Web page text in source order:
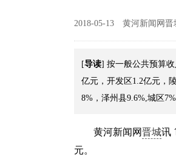
2018-05-13 黄河新闻网晋
[导读] 按一般公共预算
亿元，开发区1.2亿元，
8%，泽州县9.6%,城区
黄河新闻网晋城讯
元。